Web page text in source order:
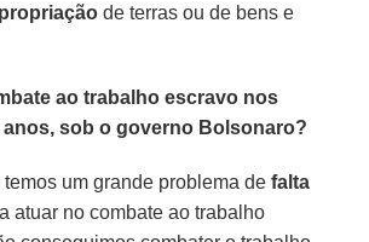
de terras ou de bens e
ao trabalho escravo nos
sob o governo Bolsonaro?
temos um grande problema defalta
atuar no combate ao trabalho